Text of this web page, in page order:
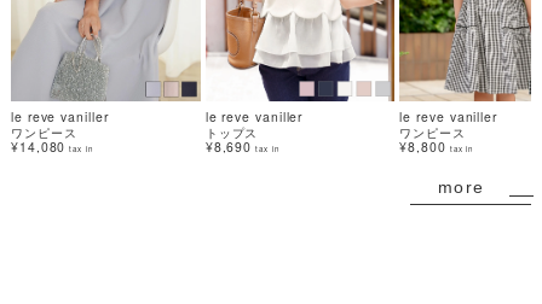
le reve vaniller
ワンピース
¥14,080 tax in
le reve vaniller
トップス
¥8,690 tax in
le reve vaniller
ワンピース
¥8,800 tax in
more